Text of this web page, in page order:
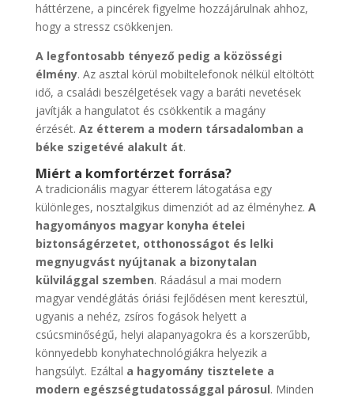
háttérzene, a pincérek figyelme hozzájárulnak ahhoz,
hogy a stressz csökkenjen.
A legfontosabb tényező pedig a közösségi
élmény. Az asztal körül mobiltelefonok nélkül eltöltött
idő, a családi beszélgetések vagy a baráti nevetések
javítják a hangulatot és csökkentik a magány
érzését. Az étterem a modern társadalomban a
béke szigetévé alakult át.
Miért a komfortérzet forrása?
A tradicionális magyar étterem látogatása egy
különleges, nosztalgikus dimenziót ad az élményhez. A
hagyományos magyar konyha ételei
biztonságérzetet, otthonosságot és lelki
megnyugvást nyújtanak a bizonytalan
külvilággal szemben. Ráadásul a mai modern
magyar vendéglátás óriási fejlődésen ment keresztül,
ugyanis a nehéz, zsíros fogások helyett a
csúcsminőségű, helyi alapanyagokra és a korszerűbb,
könnyedebb konyhatechnológiákra helyezik a
hangsúlyt. Ezáltal a hagyomány tisztelete a
modern egészségtudatossággal párosul. Minden